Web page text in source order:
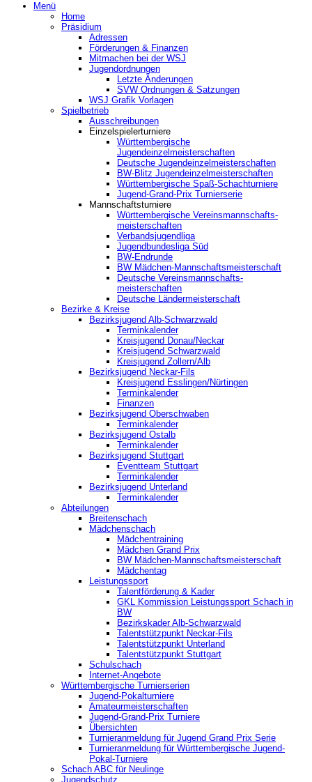
Menü
Home
Präsidium
Adressen
Förderungen & Finanzen
Mitmachen bei der WSJ
Jugendordnungen
Letzte Änderungen
SVW Ordnungen & Satzungen
WSJ Grafik Vorlagen
Spielbetrieb
Ausschreibungen
Einzelspielerturniere
Württembergische
Jugendeinzelmeisterschaften
Deutsche Jugendeinzelmeisterschaften
BW-Blitz Jugendeinzelmeisterschaften
Württembergische Spaß-Schachturniere
Jugend-Grand-Prix Turnierserie
Mannschaftsturniere
Württembergische Vereinsmannschafts-
meisterschaften
Verbandsjugendliga
Jugendbundesliga Süd
BW-Endrunde
BW Mädchen-Mannschaftsmeisterschaft
Deutsche Vereinsmannschafts-
meisterschaften
Deutsche Ländermeisterschaft
Bezirke & Kreise
Bezirksjugend Alb-Schwarzwald
Terminkalender
Kreisjugend Donau/Neckar
Kreisjugend Schwarzwald
Kreisjugend Zollern/Alb
Bezirksjugend Neckar-Fils
Kreisjugend ‎Esslingen/Nürtingen
Terminkalender
Finanzen
Bezirksjugend Oberschwaben
Terminkalender
Bezirksjugend Ostalb
Terminkalender
Bezirksjugend Stuttgart
‎Eventteam Stuttgart
Terminkalender
Bezirksjugend Unterland
Terminkalender
Abteilungen
Breitenschach
Mädchenschach
Mädchentraining
Mädchen Grand Prix
BW Mädchen-Mannschaftsmeisterschaft
Mädchentag
Leistungssport
Talentförderung & Kader
GKL Kommission Leistungssport Schach in
BW
Bezirkskader Alb-Schwarzwald
Talentstützpunkt Neckar-Fils
Talentstützpunkt Unterland
Talentstützpunkt Stuttgart
Schulschach
Internet-Angebote
Württembergische Turnierserien
Jugend-Pokalturniere
Amateurmeisterschaften
Jugend-Grand-Prix Turniere
Übersichten
Turnieranmeldung für Jugend Grand Prix Serie
Turnieranmeldung für Württembergische Jugend-
Pokal-Turniere
Schach ABC für Neulinge
Jugendschutz